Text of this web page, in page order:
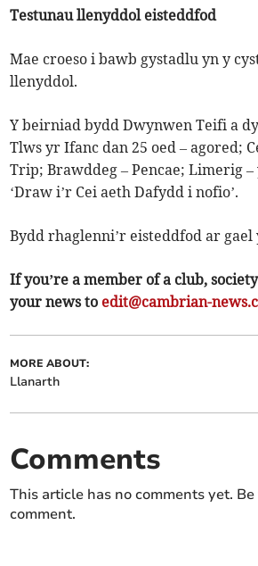
Testunau llenyddol eisteddfod
Mae croeso i bawb gystadlu yn y
llenyddol.
Y beirniad bydd Dwynwen Teifi a
Tlws yr Ifanc dan 25 oed – agored;
Trip; Brawddeg – Pencae; Limerig
‘Draw i’r Cei aeth Dafydd i nofio’.
Bydd rhaglenni’r eisteddfod ar gael
If you’re a member of a club,
your news to edit@cambrian-
MORE ABOUT:
Llanarth
Comments
This article has no comments yet.
comment.